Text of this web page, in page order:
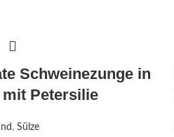
Schweinezunge in
Petersilie
, Sülze